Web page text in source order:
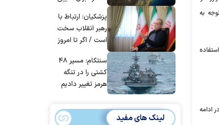
به
ادامه
است، درست
است؟
تنگه هرمز هستند
پزشکیان: ارتباط با
رهبر انقلاب سخت
است / اگر تا امروز
مردم ایران استسنتکام: مسیر ۴۸
کشتی را در تنگه
هرمز تغییر دادیم
لینک های مفید